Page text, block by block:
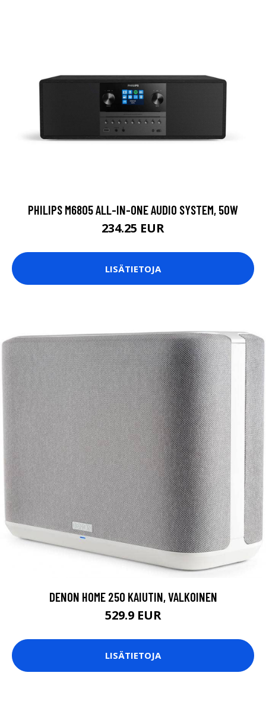
PHILIPS M6805 ALL-IN-ONE AUDIO SYSTEM, 50W
234.25 EUR
LISÄTIETOJA
DENON HOME 250 KAIUTIN, VALKOINEN
529.9 EUR
LISÄTIETOJA